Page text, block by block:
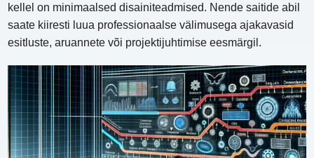
kellel on minimaalsed disainiteadmised. Nende saitide abil
saate kiiresti luua professionaalse välimusega ajakavasid
esitluste, aruannete või projektijuhtimise eesmärgil.